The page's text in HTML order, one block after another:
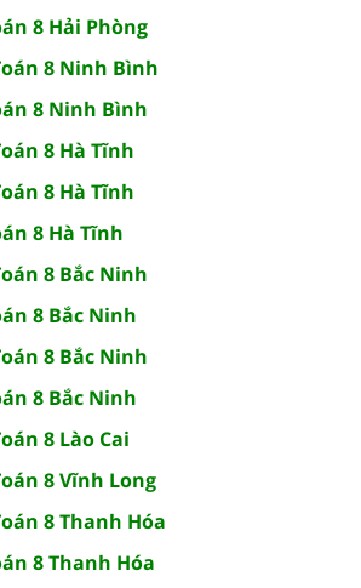
8 Hải Phòng
8 Ninh Bình
8 Ninh Bình
8 Hà Tĩnh
8 Hà Tĩnh
8 Hà Tĩnh
8 Bắc Ninh
8 Bắc Ninh
8 Bắc Ninh
8 Bắc Ninh
8 Lào Cai
8 Vĩnh Long
8 Thanh Hóa
8 Thanh Hóa